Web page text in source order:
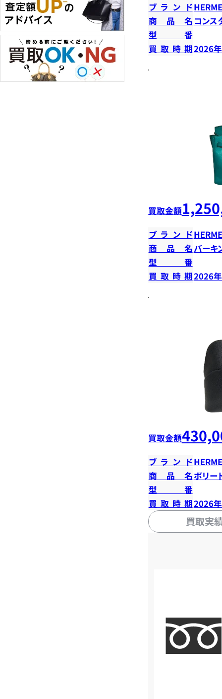
ブランド
商品名 コンス
型番
買取時期2026
買取金額
ブランド
商品名 バーキ
型番
買取時期2026
買取金額
ブランド
商品名ボリー
型番
買取時期2026
買取実